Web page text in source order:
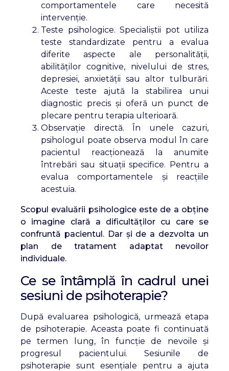
comportamentele care necesită
intervenție.
Teste psihologice. Specialiștii pot utiliza
teste standardizate pentru a evalua
diferite aspecte ale personalității,
abilităților cognitive, nivelului de stres,
depresiei, anxietății sau altor tulburări.
Aceste teste ajută la stabilirea unui
diagnostic precis și oferă un punct de
plecare pentru terapia ulterioară.
Observație directă. În unele cazuri,
psihologul poate observa modul în care
pacientul reacționează la anumite
întrebări sau situații specifice. Pentru a
evalua comportamentele și reacțiile
acestuia.
Scopul evaluării psihologice este de a obține
o imagine clară a dificultăților cu care se
confruntă pacientul. Dar și de a dezvolta un
plan de tratament adaptat nevoilor
individuale.
Ce se întâmplă în cadrul unei
sesiuni de psihoterapie?
După evaluarea psihologică, urmează etapa
de psihoterapie. Aceasta poate fi continuată
pe termen lung, în funcție de nevoile și
progresul pacientului. Sesiunile de
psihoterapie sunt esențiale pentru a ajuta